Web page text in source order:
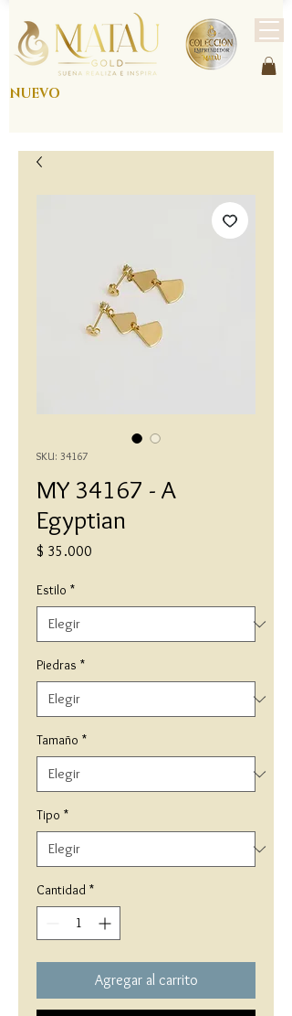
NUEVO
SKU: 34167
MY 34167 - A
Egyptian
$ 35.000
Estilo *
Piedras *
Tamaño *
Tipo *
Cantidad *
Agregar al carrito